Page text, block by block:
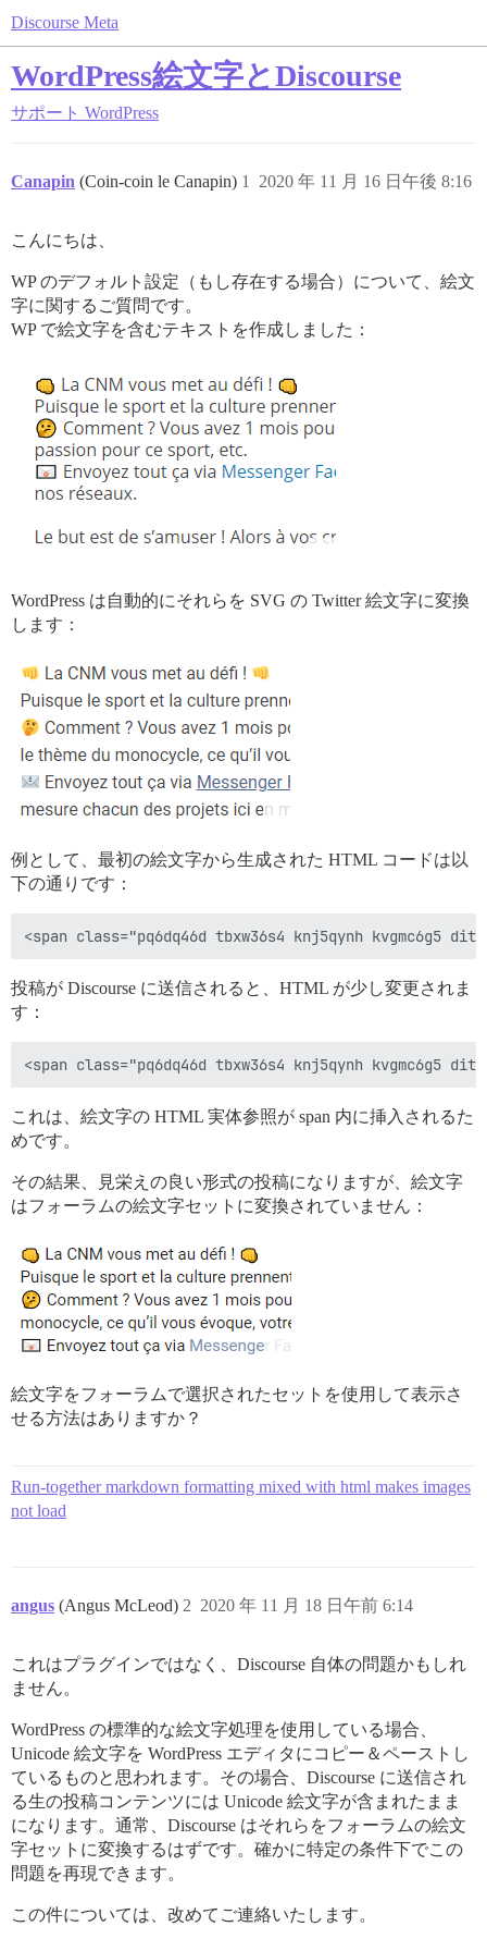
Discourse Meta
WordPress絵文字とDiscourse
サポート WordPress
Canapin (Coin-coin le Canapin) 2020 年 11 月 16 日午後 8:16
1
こんにちは、
WP のデフォルト設定（もし存在する場合）について、絵文
字に関するご質問です。
WP で絵文字を含むテキストを作成しました：
WordPress は自動的にそれらを SVG の Twitter 絵文字に変換
します：
例として、最初の絵文字から生成された HTML コードは以
下の通りです：
投稿が Discourse に送信されると、HTML が少し変更されま
す：
これは、絵文字の HTML 実体参照が span 内に挿入されるた
めです。
その結果、見栄えの良い形式の投稿になりますが、絵文字
はフォーラムの絵文字セットに変換されていません：
絵文字をフォーラムで選択されたセットを使用して表示さ
せる方法はありますか？
Run-together markdown formatting mixed with html makes images
not load
angus (Angus McLeod) 2020 年 11 月 18 日午前 6:14
2
これはプラグインではなく、Discourse 自体の問題かもしれ
ません。
WordPress の標準的な絵文字処理を使用している場合、
Unicode 絵文字を WordPress エディタにコピー＆ペーストし
ているものと思われます。その場合、Discourse に送信され
る生の投稿コンテンツには Unicode 絵文字が含まれたまま
になります。通常、Discourse はそれらをフォーラムの絵文
字セットに変換するはずです。確かに特定の条件下でこの
問題を再現できます。
この件については、改めてご連絡いたします。